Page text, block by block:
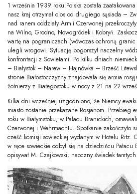
1 września 1939 roku Polska została
nasz kraj otrzymał cios od drugiego sąsiada –
nad ranem oddziały Armii Czerwonej
na Wilno, Grodno, Nowogródek i Kobryń.
wartę na pograniczach (wówczas ochroną granic
ulegli wrogowi. Sytuację pogorszył naczelny
konfrontacji z Sowietami. Po kilku dniach
– Białystok – Narew – Hajnówka – Brześć
stronie Białostocczyzny znajdowała się armia
żołnierzy z Białegostoku w nocy z 21 na 22
Kilka dni wcześniej uzgodniono, że Niemcy
miasto zostanie przekazane Rosjanom. Przebieg
roku w Białymstoku, w Pałacu Branickich,
Czerwonej i Wehrmachtu. Spotkanie zakończyło
cześć komisji sowieckiej wydanym w Hotelu Ritz.
w ręce sowieckie odbył się na dziedzińcu
opisywał M. Czajkowski, naoczny świadek